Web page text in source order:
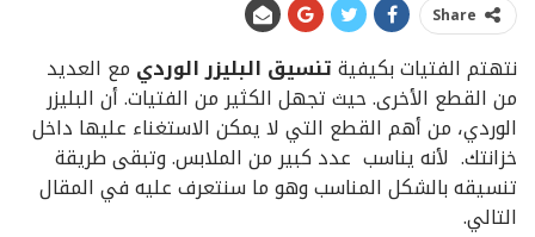
Share
نتهتم الفتيات بكيفيةتنسيق البليزر الوردي مع العديد
من القطع الأخرى. حيث تجهل الكثير من الفتيات. أن البليزر
الوردي، من أهم القطع التي لا يمكن الاستغناء عليها داخل
خزانتك. لأنه يناسب عدد كبير من الملابس. وتبقى طريقة
تنسيقه بالشكل المناسب وهو ما سنتعرف عليه في المقال
التالي.